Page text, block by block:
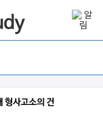
형사고소의 건